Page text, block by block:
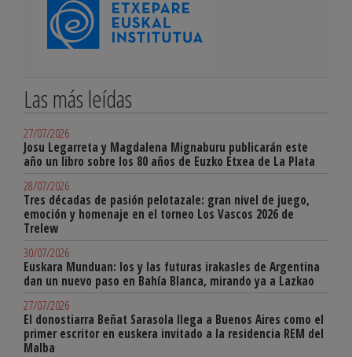
Las más leídas
27/07/2026
Josu Legarreta y Magdalena Mignaburu publicarán este
año un libro sobre los 80 años de Euzko Etxea de La Plata
28/07/2026
Tres décadas de pasión pelotazale: gran nivel de juego,
emoción y homenaje en el torneo Los Vascos 2026 de
Trelew
30/07/2026
Euskara Munduan: los y las futuras irakasles de Argentina
dan un nuevo paso en Bahía Blanca, mirando ya a Lazkao
27/07/2026
El donostiarra Beñat Sarasola llega a Buenos Aires como el
primer escritor en euskera invitado a la residencia REM del
Malba